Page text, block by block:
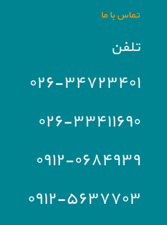
تماس با ما
تلفن
۰۲۶-۳۴۷۲۳۴۰۱
۰۲۶-۳۳۴۱۱۶۹۰
۰۹۱۲-۰۶۸۴۹۳۹
۰۹۱۲-۵۶۳۷۷۰۳